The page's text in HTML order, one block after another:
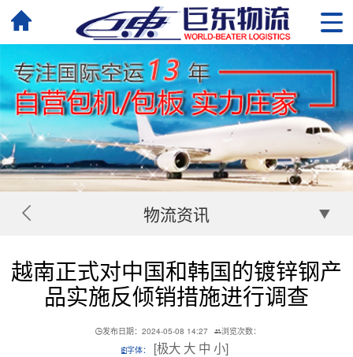
物流资讯
越南正式对中国和韩国的镀锌钢产
品实施反倾销措施进行调查
发布日期：2024-05-08 14:27
浏览次数：
字体：
[极大 大 中 小]